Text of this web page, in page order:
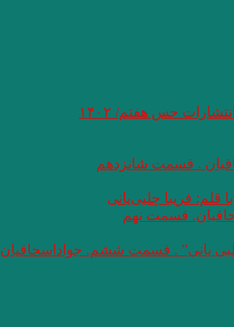
حس هفتم/ ۱۴۰۲
. قسمت شانزدهم
فریبا چلبی‌یانی
قسمت نهم
یانی” . قسمت ششم. جواداسحاقیان